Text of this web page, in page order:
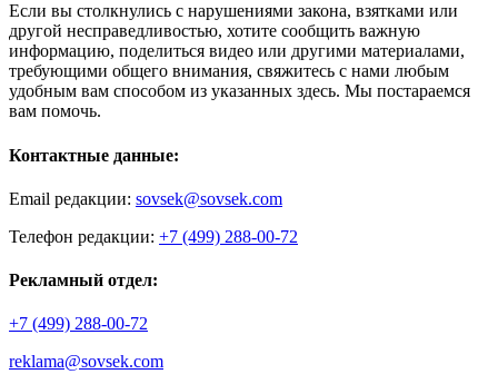
Если вы столкнулись с нарушениями закона, взятками или
другой несправедливостью, хотите сообщить важную
информацию, поделиться видео или другими материалами,
требующими общего внимания, свяжитесь с нами любым
удобным вам способом из указанных здесь. Мы постараемся
вам помочь.
Контактные данные:
Email редакции: sovsek@sovsek.com
Телефон редакции: +7 (499) 288-00-72
Рекламный отдел:
+7 (499) 288-00-72
reklama@sovsek.com